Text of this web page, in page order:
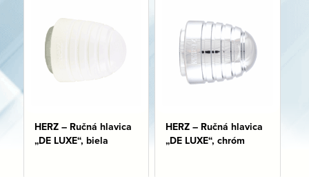
HERZ – Ručná hlavica
„DE LUXE“, biela
HERZ – Ručná hlavica
„DE LUXE“, chróm